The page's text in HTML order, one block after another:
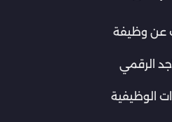
عن وظيفة
الرقمي
الوظيفية